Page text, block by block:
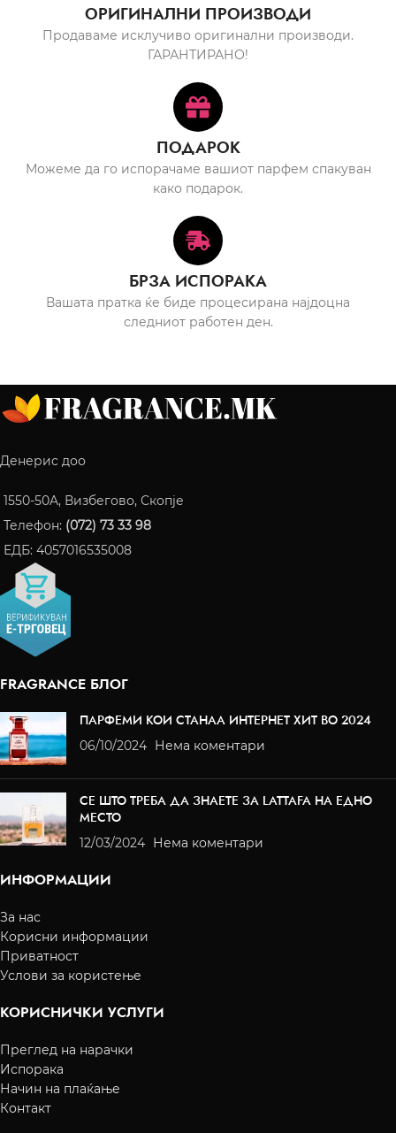
ОРИГИНАЛНИ ПРОИЗВОДИ
Продаваме исклучиво оригинални производи.
ГАРАНТИРАНО!
ПОДАРОК
Можеме да го испорачаме вашиот парфем спакуван
како подарок.
БРЗА ИСПОРАКА
Вашата пратка ќе биде процесирана најдоцна
следниот работен ден.
Денерис доо
1550-50A, Визбегово, Скопје
Телефон: (072) 73 33 98
ЕДБ: 4057016535008
FRAGRANCE БЛОГ
ПАРФЕМИ КОИ СТАНАА ИНТЕРНЕТ ХИТ ВО 2024
06/10/2024 Нема коментари
СЕ ШТО ТРЕБА ДА ЗНАЕТЕ ЗА LATTAFA НА ЕДНО
МЕСТО
12/03/2024 Нема коментари
ИНФОРМАЦИИ
За нас
Корисни информации
Приватност
Услови за користење
КОРИСНИЧКИ УСЛУГИ
Преглед на нарачки
Испорака
Начин на плаќање
Контакт